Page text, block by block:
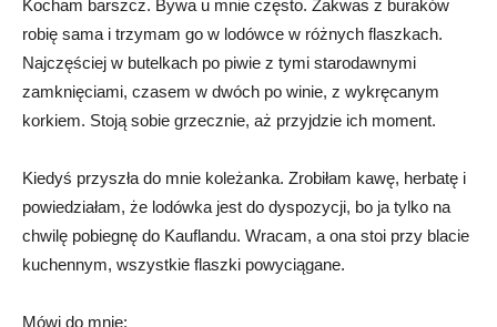
Kocham barszcz. Bywa u mnie często. Zakwas z buraków
robię sama i trzymam go w lodówce w różnych flaszkach.
Najczęściej w butelkach po piwie z tymi starodawnymi
zamknięciami, czasem w dwóch po winie, z wykręcanym
korkiem. Stoją sobie grzecznie, aż przyjdzie ich moment.
Kiedyś przyszła do mnie koleżanka. Zrobiłam kawę, herbatę i
powiedziałam, że lodówka jest do dyspozycji, bo ja tylko na
chwilę pobiegnę do Kauflandu. Wracam, a ona stoi przy blacie
kuchennym, wszystkie flaszki powyciągane.
Mówi do mnie: